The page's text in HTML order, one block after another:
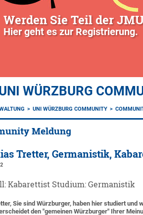
Werden Sie Teil der
Hier geht es zur Registrierung.
WÜRZBURG
UNI WÜRZBURG COMMUNITY
Meldung
Tretter, Germanistik,
Kabarettist Studium: Germanistik
Sie sind Würzburger, haben hier studiert und
den "gemeinen Würzburger" Ihrer